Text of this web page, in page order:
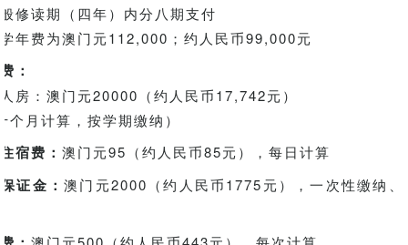
读期（四年）内分八期支付
费为澳门元112,000；约人民币99,000元
：
：澳门元20000（约人民币17,742元）
月计算，按学期缴纳）
宿费： 澳门元95（约人民币85元），每日计算
证金：澳门元2000（约人民币1775元），一次性缴纳、